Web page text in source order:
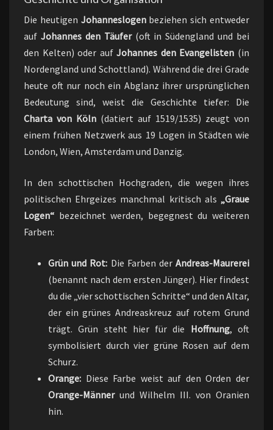
Die heutigen Johanneslogenbeziehen sich entweder
auf Johannes den Täufer(oft in Südengland und bei
den Kelten) oder aufJohannes den Evangelisten (in
Nordengland und Schottland). Während die drei Grade
heute oft nur noch ein Abglanz ihrer ursprünglichen
Bedeutung sind, weist die Geschichte tiefer: Die
Charta von Köln (datiert auf 1519/1535) zeugt von
einem frühen Netzwerk aus 19 Logen in Städten wie
London, Wien, Amsterdam und Danzig.
In den schottischen Hochgraden, die wegen ihres
politischen Ehrgeizes manchmal kritisch als „Graue
Logen“ bezeichnet werden, begegnest du weiteren
Farben:
Grün und Rot: Die Farben derAndreas-Maurerei
(benannt nach dem ersten Jünger). Hier findest
du die „vier schottischen Schritte“ und den Altar,
der ein grünes Andreaskreuz auf rotem Grund
trägt. Grün steht hier für die Hoffnung, oft
symbolisiert durch vier grüne Rosen auf dem
Schurz.
Orange: Diese Farbe weist auf den Orden der
Orange-Männerund Wilhelm III. von Oranien
hin.